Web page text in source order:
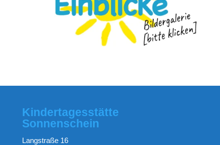
Kindertagesstätte
Sonnenschein
Langstraße 16